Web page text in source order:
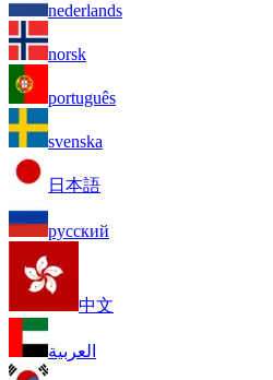
nederlands
norsk
português
svenska
日本語
русский
中文
العربية